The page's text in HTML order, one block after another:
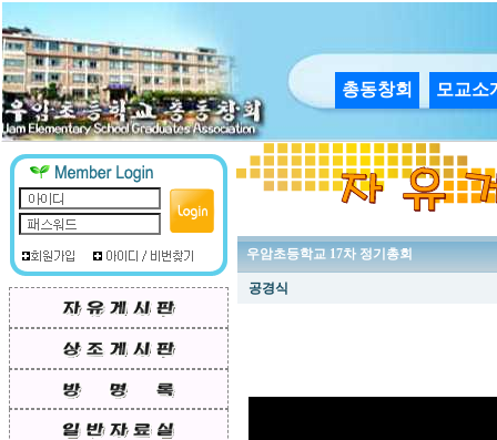
총동창회 모교소
우암초등학교 17차 정기총회
공경식